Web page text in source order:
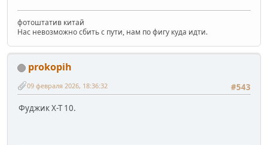
фотоштатив китай
Нас невозможно сбить с пути, нам по фигу куда идти.
prokopih
#543
09 февраля 2026, 18:36:32
Фуджик Х-Т 10.